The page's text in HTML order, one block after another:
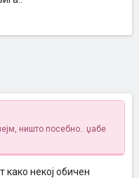
ништо посебно.. џабе
како некој обичен